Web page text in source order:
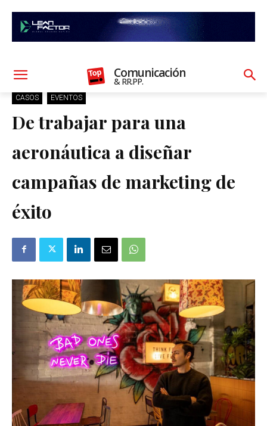
Comunicación
& RR.PP.
CASOS EVENTOS
De trabajar para una
aeronáutica a diseñar
campañas de marketing de
éxito